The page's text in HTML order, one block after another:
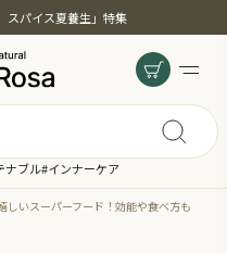
スパイス夏養生」特集
ナブル#インナーケア
しいスーパーフード！効能や食べ方も